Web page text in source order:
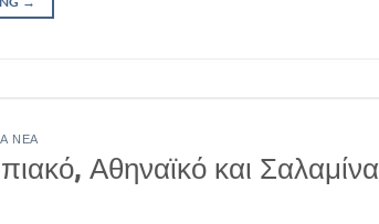
ΝΈΑ
Αθηναϊκό και Σαλαμίνα